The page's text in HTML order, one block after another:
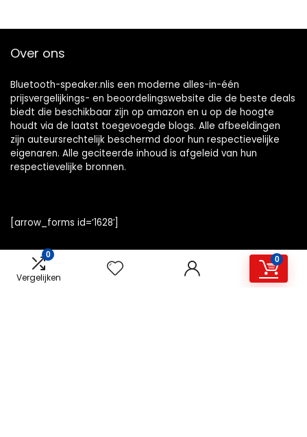
0
Vergelijken
0
Over ons
Bluetooth-speaker.nlis een moderne alles-in-één
prijsvergelijkings- en beoordelingswebsite die de beste deals
biedt die beschikbaar zijn op amazon en u op de hoogte
houdt via de laatst toegevoegde blogs. Alle afbeeldingen
zijn auteursrechtelijk beschermd door hun respectievelijke
eigenaren. Alle geciteerde inhoud is afgeleid van hun
respectievelijke bronnen.
[arrow_forms id=’1628′]